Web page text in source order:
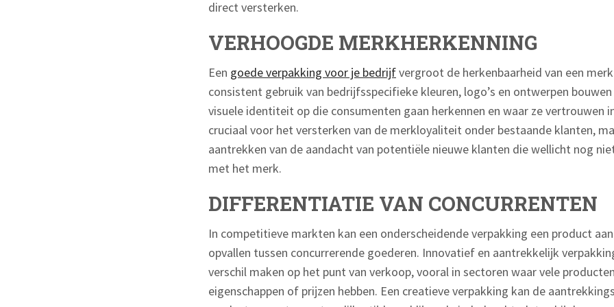
direct versterken.
VERHOOGDE MERKHERKENNING
Een goede verpakking voor je bedrijfvergroot de herkenbaarheid van een
consistent gebruik van bedrijfsspecifieke kleuren, logo’s en ontwerpen
visuele identiteit op die consumenten gaan herkennen en waar ze vertrouwen
cruciaal voor het versterken van de merkloyaliteit onder bestaande klanten,
aantrekken van de aandacht van potentiële nieuwe klanten die wellicht nog
met het merk.
DIFFERENTIATIE VAN CONCURRENTEN
In competitieve markten kan een onderscheidende verpakking een product
opvallen tussen concurrerende goederen. Innovatief en aantrekkelijk
verschil maken op het punt van verkoop, vooral in sectoren waar vele
eigenschappen of prijzen hebben. Een creatieve verpakking kan de